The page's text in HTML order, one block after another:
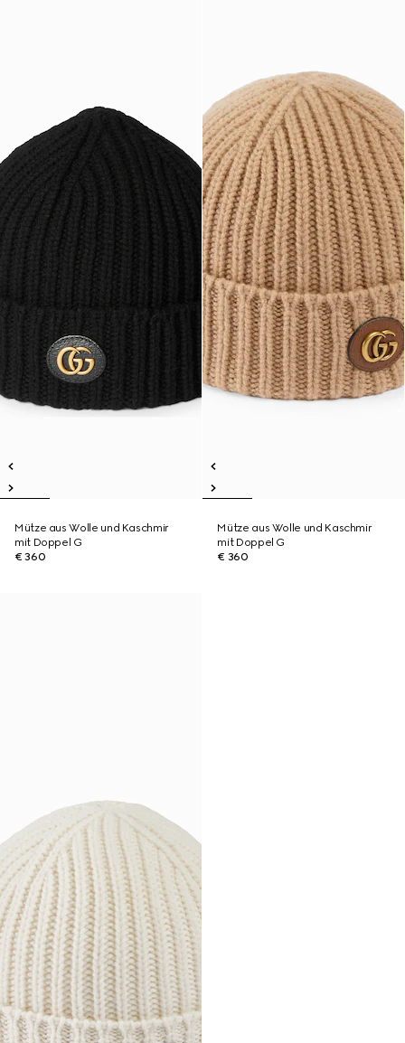
Mütze aus Wolle und Kaschmir
mit Doppel G
€ 360
Mütze aus Wolle und Kaschmir
mit Doppel G
€ 360